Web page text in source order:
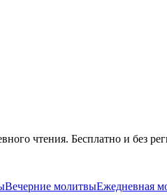
чтения. Бесплатно и без
Вечерние молитвыЕжедневная